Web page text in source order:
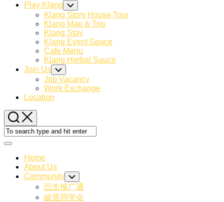
Play Klang Toggle
Child
Menu
Klang Story House Tour
Klang Map & Trip
Klang Stay
Klang Event Space
Cafe Menu
Klang Herbal Sauce
Join Us Toggle
Child
Menu
Job Vacancy
Work Exchange
Location
Expand
Home
About Us
Community Toggle
Child
Menu
巴生推广通
破蛋同学会